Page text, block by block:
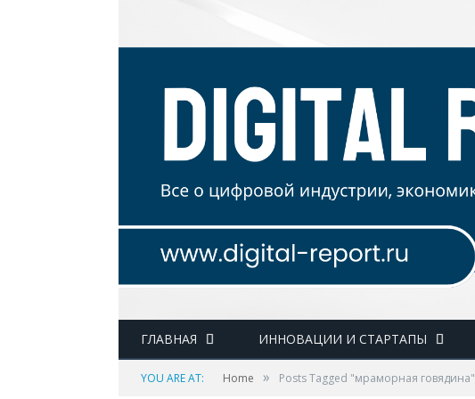
ГЛАВНАЯ ИННОВАЦИИ И СТАРТАПЫ
YOU ARE AT: Home » Posts Tagged "мраморная говядина"